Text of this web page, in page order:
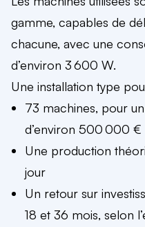
gamme, capables de
chacune, avec une
d’environ 3 600 W.
Une installation type
73 machines, pour
d’environ 500 000 €
Une production
jour
Un retour sur
18 et 36 mois, selon